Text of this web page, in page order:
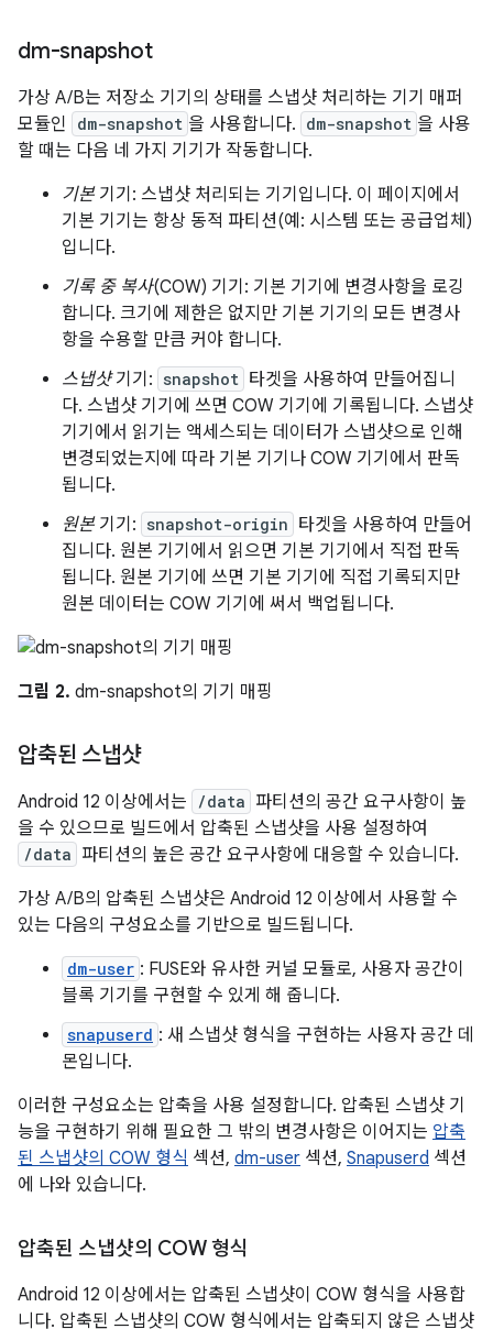
dm-snapshot
가상 A/B는 저장소 기기의 상태를 스냅샷 처리하는 기기 매퍼
모듈인
dm-snapshot 을 사용합니다. dm-snapshot 을 사용
할 때는 다음 네 가지 기기가 작동합니다.
기본 기기: 스냅샷 처리되는 기기입니다. 이 페이지에서
기본 기기는 항상 동적 파티션(예: 시스템 또는 공급업체)
입니다.
기록 중 복사(COW) 기기: 기본 기기에 변경사항을 로깅
합니다. 크기에 제한은 없지만 기본 기기의 모든 변경사
항을 수용할 만큼 커야 합니다.
스냅샷기기: snapshot 타겟을 사용하여 만들어집니
다. 스냅샷 기기에 쓰면 COW 기기에 기록됩니다. 스냅샷
기기에서 읽기는 액세스되는 데이터가 스냅샷으로 인해
변경되었는지에 따라 기본 기기나 COW 기기에서 판독
됩니다.
원본 기기: snapshot-origin 타겟을 사용하여 만들어
집니다. 원본 기기에서 읽으면 기본 기기에서 직접 판독
됩니다. 원본 기기에 쓰면 기본 기기에 직접 기록되지만
원본 데이터는 COW 기기에 써서 백업됩니다.
그림 2. dm-snapshot의 기기 매핑
압축된 스냅샷
Android 12 이상에서는 /data 파티션의 공간 요구사항이 높
을 수 있으므로 빌드에서 압축된 스냅샷을 사용 설정하여
/data 파티션의 높은 공간 요구사항에 대응할 수 있습니다.
가상 A/B의 압축된 스냅샷은 Android 12 이상에서 사용할 수
있는 다음의 구성요소를 기반으로 빌드됩니다.
dm-user : FUSE와 유사한 커널 모듈로, 사용자 공간이
블록 기기를 구현할 수 있게 해 줍니다.
snapuserd : 새 스냅샷 형식을 구현하는 사용자 공간 데
몬입니다.
이러한 구성요소는 압축을 사용 설정합니다. 압축된 스냅샷 기
능을 구현하기 위해 필요한 그 밖의 변경사항은 이어지는 압축
된 스냅샷의 COW 형식 섹션, dm-user 섹션, Snapuserd 섹션
에 나와 있습니다.
압축된 스냅샷의 COW 형식
Android 12 이상에서는 압축된 스냅샷이 COW 형식을 사용합
니다. 압축된 스냅샷의 COW 형식에서는 압축되지 않은 스냅샷